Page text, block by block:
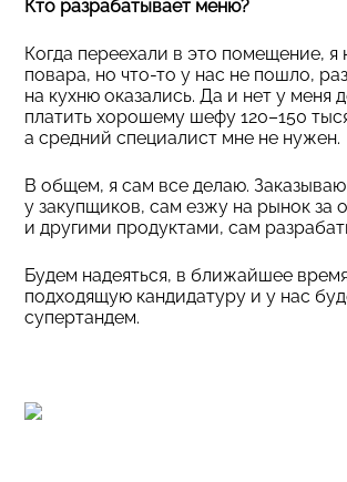
Кто разрабатывает меню?
Когда переехали в это помещение,
повара, но что-то у нас не пошло,
на кухню оказались. Да и нет у меня
платить хорошему шефу 120–150
а средний специалист мне не нужен.
В общем, я сам все делаю.
у закупщиков, сам езжу на рынок за
и другими продуктами, сам
Будем надеяться, в ближайшее
подходящую кандидатуру и у нас
супертандем.